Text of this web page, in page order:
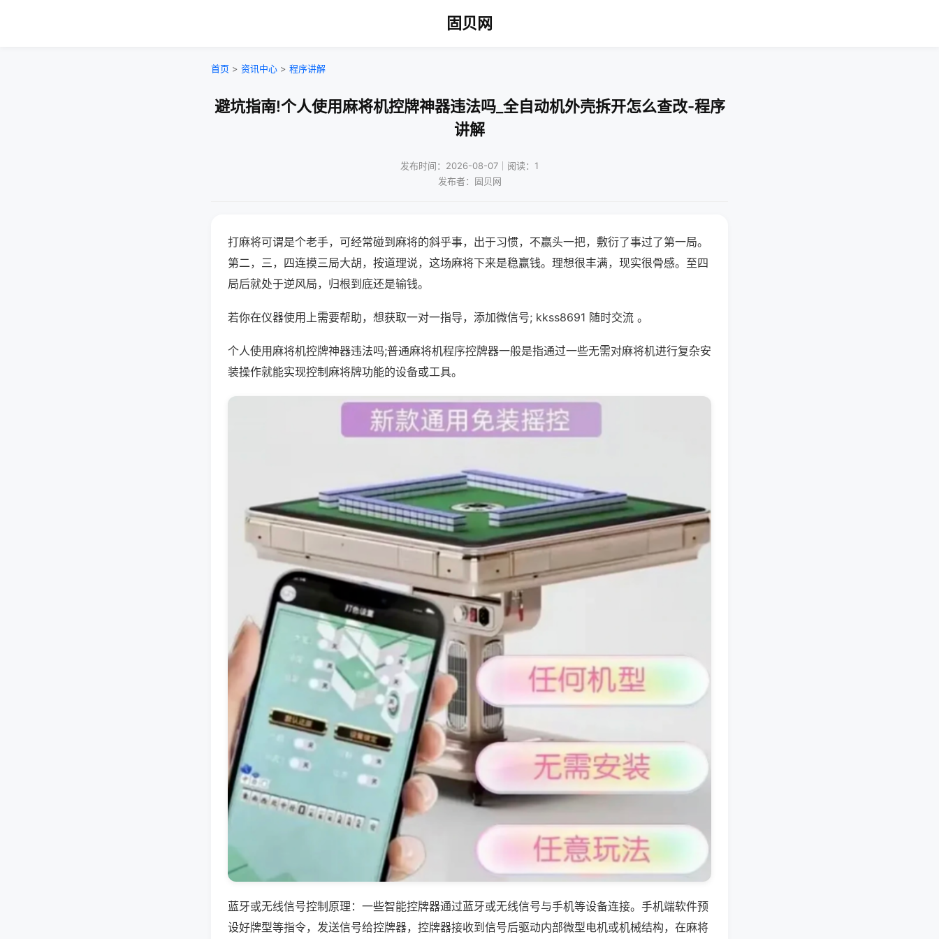
固贝网
首页 > 资讯中心 > 程序讲解
避坑指南!个人使用麻将机控牌神器违法吗_全自动机外壳拆开怎么查改-程序
讲解
发布时间：2026-08-07｜阅读：1
发布者：固贝网
打麻将可谓是个老手，可经常碰到麻将的斜乎事，出于习惯，不赢头一把，敷衍了事过了第一局。
第二，三，四连摸三局大胡，按道理说，这场麻将下来是稳赢钱。理想很丰满，现实很骨感。至四
局后就处于逆风局，归根到底还是输钱。
若你在仪器使用上需要帮助，想获取一对一指导，添加微信号; kkss8691 随时交流 。
个人使用麻将机控牌神器违法吗;普通麻将机程序控牌器一般是指通过一些无需对麻将机进行复杂安
装操作就能实现控制麻将牌功能的设备或工具。
蓝牙或无线信号控制原理：一些智能控牌器通过蓝牙或无线信号与手机等设备连接。手机端软件预
设好牌型等指令，发送信号给控牌器，控牌器接收到信号后驱动内部微型电机或机械结构，在麻将